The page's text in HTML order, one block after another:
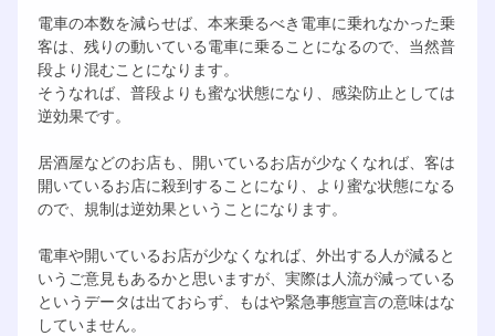
電車の本数を減らせば、本来乗るべき電車に乗れなかった乗
客は、残りの動いている電車に乗ることになるので、当然普
段より混むことになります。
そうなれば、普段よりも蜜な状態になり、感染防止としては
逆効果です。
居酒屋などのお店も、開いているお店が少なくなれば、客は
開いているお店に殺到することになり、より蜜な状態になる
ので、規制は逆効果ということになります。
電車や開いているお店が少なくなれば、外出する人が減ると
いうご意見もあるかと思いますが、実際は人流が減っている
というデータは出ておらず、もはや緊急事態宣言の意味はな
していません。